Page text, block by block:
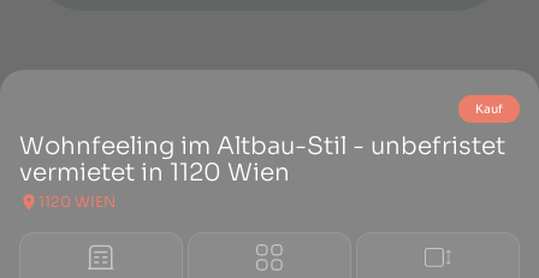
Kauf
Wohnfeeling im Altbau-Stil - unbefristet
vermietet in 1120 Wien
1120 WIEN